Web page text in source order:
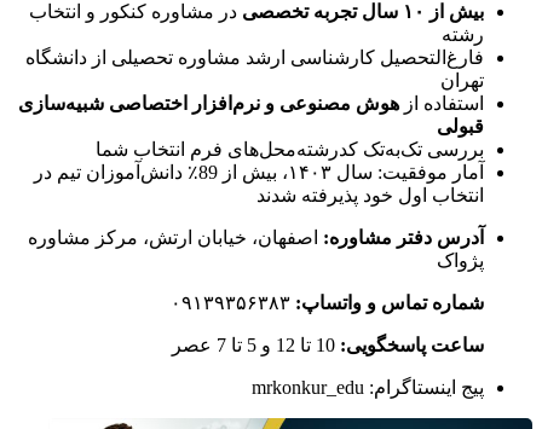
بیش از ۱۰ سال تجربه تخصصی
در مشاوره کنکور و انتخاب
رشته
فارغ‌التحصیل کارشناسی ارشد مشاوره تحصیلی از دانشگاه
تهران
استفاده از هوش مصنوعی و نرم‌افزار اختصاصی شبیه‌سازی
قبولی
بررسی تک‌به‌تک کدرشته‌محل‌های فرم انتخاب شما
آمار موفقیت: سال ۱۴۰۳، بیش از 89٪ دانش‌آموزان تیم در
انتخاب اول خود پذیرفته شدند
آدرس دفتر مشاوره: اصفهان، خیابان ارتش، مرکز مشاوره
پژواک
شماره تماس و واتساپ:
ساعت پاسخگویی:
پیج اینستاگرام: mrkonkur_edu